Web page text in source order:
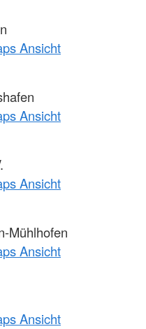
Ansicht
Ansicht
Ansicht
Mühlhofen
Ansicht
Ansicht